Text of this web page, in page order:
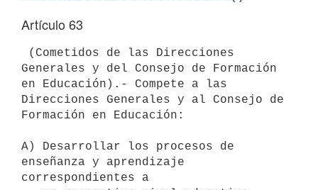
Artículo 63
Generales y del Consejo de Formación
en Educación).- Compete a las
Direcciones Generales y al Consejo de
Formación en Educación:
A) Desarrollar los procesos de
enseñanza y aprendizaje
correspondientes a